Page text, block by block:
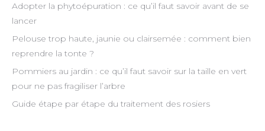
Adopter la phytoépuration : ce qu’il faut savoir avant de se
lancer
Pelouse trop haute, jaunie ou clairsemée : comment bien
reprendre la tonte ?
Pommiers au jardin : ce qu’il faut savoir sur la taille en vert
pour ne pas fragiliser l’arbre
Guide étape par étape du traitement des rosiers